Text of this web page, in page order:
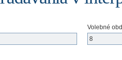
Volebné